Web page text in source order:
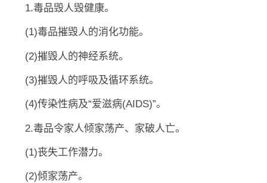
1.毒品毁人毁健康。
(1)毒品摧毁人的消化功能。
(2)摧毁人的神经系统。
(3)摧毁人的呼吸及循环系统。
(4)传染性病及“爱滋病(AIDS)”。
2.毒品令家人倾家荡产、家破人亡。
(1)丧失工作潜力。
(2)倾家荡产。